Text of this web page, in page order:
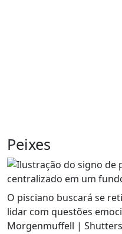
Peixes
O pisciano buscará se
lidar com questões
Morgenmuffell |